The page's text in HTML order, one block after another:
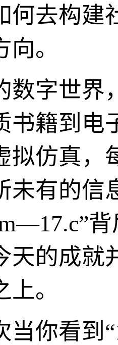
何去构建
。
数字世界
书籍到电
拟仿真，
未有的信
天的成就
。
当你看到